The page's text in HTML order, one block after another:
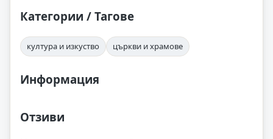
Категории / Тагове
култура и изкуство църкви и храмове
Информация
Отзиви